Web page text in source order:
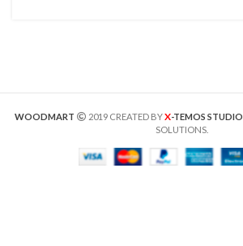
WOODMART 2019 CREATED BYX-TEMOS STUDIO
SOLUTIONS.